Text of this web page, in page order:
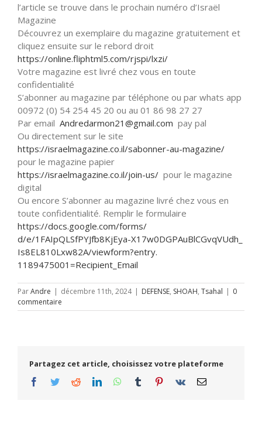
l’article se trouve dans le prochain numéro d’Israël
Magazine
Découvrez un exemplaire du magazine gratuitement et
cliquez ensuite sur le rebord droit
https://online.fliphtml5.com/rjspi/lxzi/
Votre magazine est livré chez vous en toute
confidentialité
S’abonner au magazine par téléphone ou par whats app
00972 (0) 54 254 45 20 ou au 01 86 98 27 27
Par email Andredarmon21@gmail.com pay pal
Ou directement sur le site
https://israelmagazine.co.il/sabonner-au-magazine/
pour le magazine papier
https://israelmagazine.co.il/join-us/ pour le magazine
digital
Ou encore S’abonner au magazine livré chez vous en
toute confidentialité. Remplir le formulaire
https://docs.google.com/forms/
d/e/1FAIpQLSfPYJfb8KjEya-X17w0DGPAuBlCGvqVUdh_
Is8EL810Lxw82A/viewform?entry.
1189475001=Recipient_Email
ParAndre | décembre 11th, 2024 | DEFENSE, SHOAH, Tsahal | 0
commentaire
Partagez cet article, choisissez votre plateforme
Facebook
TwitterRedditLinkedInWhatsApp
Tumblr Pinterest
Vk Email